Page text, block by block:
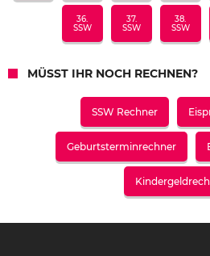
36.
SSW
37.
SSW
38.
SSW
MÜSST IHR NOCH RECHNEN?
SSW Rechner
Geburtsterminrechner